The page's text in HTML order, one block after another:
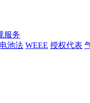
服务
电池法 WEEE 授权代表